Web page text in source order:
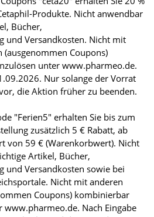
Produkte. Nicht anwendbar
Bücher,
und Versandkosten. Nicht mit
Coupons)
unter www.pharmeo.de.
Nur solange der Vorrat
die Aktion früher zu beenden.
"Ferien5" erhalten Sie bis zum
zusätzlich 5 € Rabatt, ab
von 59 € (Warenkorbwert). Nicht
Artikel, Bücher,
und Versandkosten sowie bei
Nicht mit anderen
Coupons) kombinierbar
Nach Eingabe